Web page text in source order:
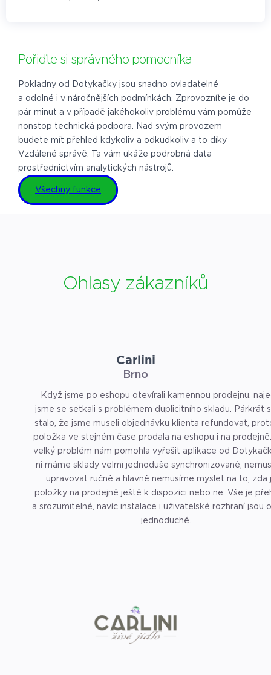
Pořiďte si správného pomocníka
Pokladny od Dotykačky jsou snadno ovladatelné
a odolné i v náročnějších podmínkách. Zprovozníte je do
pár minut a v případě jakéhokoliv problému vám pomůže
nonstop technická podpora. Nad svým provozem
budete mít přehled kdykoliv a odkudkoliv a to díky
Vzdálené správě. Ta vám ukáže podrobná data
prostřednictvím analytických nástrojů.
Všechny funkce
Ohlasy zákazníků
Carlini
Brno
Když jsme po eshopu otevírali kamennou prodejnu,
jsme se setkali s problémem duplicitního skladu. Párkrát
stalo, že jsme museli objednávku klienta refundovat,
položka ve stejném čase prodala na eshopu i na
velký problém nám pomohla vyřešit aplikace od
ní máme sklady velmi jednoduše synchronizované,
upravovat ručně a hlavně nemusíme myslet na to, zda
položky na prodejně ještě k dispozici nebo ne. Vše je
a srozumitelné, navíc instalace i uživatelské rozhraní jsou
jednoduché.